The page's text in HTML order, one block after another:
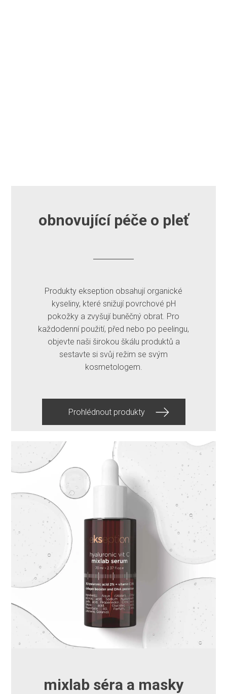
obnovující péče o pleť
Produkty ekseption obsahují organické
kyseliny, které snižují povrchové pH
pokožky a zvyšují buněčný obrat. Pro
každodenní použití, před nebo po peelingu,
objevte naši širokou škálu produktů a
sestavte si svůj režim se svým
kosmetologem.
Prohlédnout produkty
mixlab séra a masky